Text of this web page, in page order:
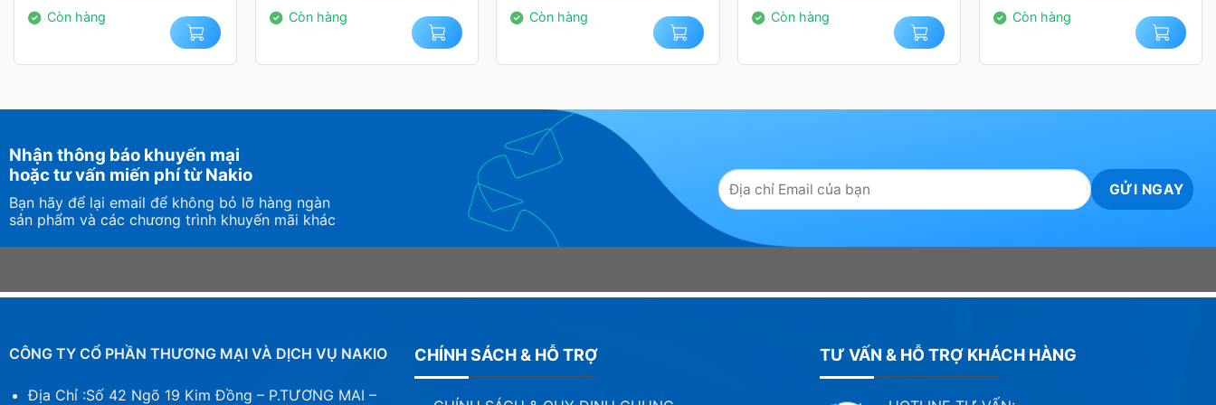
1.199.000₫.
Còn hàng
3.489.000₫.
Còn hàng
2.889.000₫.
Còn hàng
1.379.000₫.
Còn hàng
790.000₫.
Còn hàng
Nhận thông báo khuyến mại
hoặc tư vấn miến phí từ Nakio
Bạn hãy để lại email để không bỏ lỡ hàng ngàn
sản phẩm và các chương trình khuyến mãi khác
CÔNG TY CỔ PHẦN THƯƠNG MẠI VÀ DỊCH VỤ NAKIO
Địa Chỉ :Số 42 Ngõ 19 Kim Đồng – P.TƯƠNG MAI –
CHÍNH SÁCH & HỖ TRỢ TƯ VẤN & HỖ TRỢ KHÁCH HÀNG